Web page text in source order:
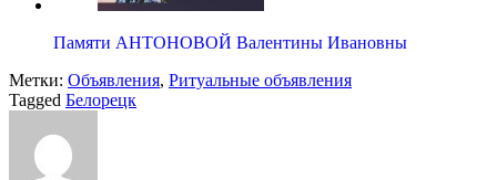
Памяти АНТОНОВОЙ Валентины Ивановны
Метки: Объявления, Ритуальные объявления
Tagged Белорецк